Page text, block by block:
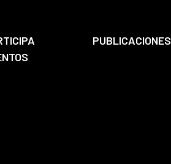
PUBLICACIONES